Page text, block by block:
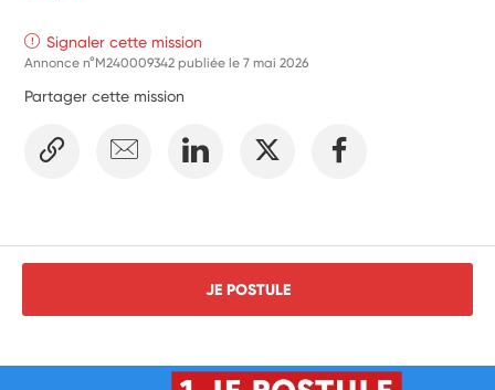
Signaler cette mission
Annonce n°M240009342 publiée le7 mai 2026
Partager cette mission
JE POSTULE